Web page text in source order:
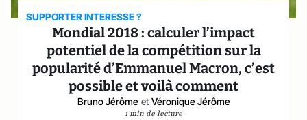
SUPPORTER INTERESSE ?
Mondial 2018 : calculer l’impact
potentiel de la compétition sur la
popularité d’Emmanuel Macron, c’est
possible et voilà comment
Bruno Jérôme et Véronique Jérôme
1 min de lecture